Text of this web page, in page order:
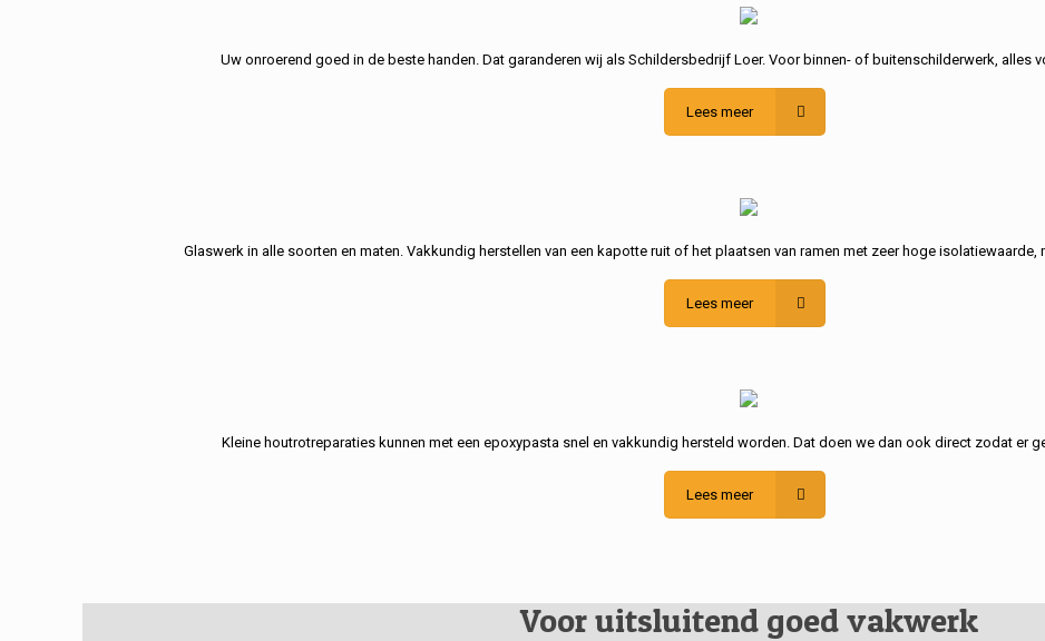
Uw onroerend goed in de beste handen. Dat garanderen wij als Schildersbedrijf Loer. Voor binnen- of buitenschilderwerk, alles
Lees meer
Glaswerk in alle soorten en maten. Vakkundig herstellen van een kapotte ruit of het plaatsen van ramen met zeer hoge isolatiewaarde,
Lees meer
Kleine houtrotreparaties kunnen met een epoxypasta snel en vakkundig hersteld worden. Dat doen we dan ook direct zodat er
Lees meer
Voor uitsluitend goed vakwerk